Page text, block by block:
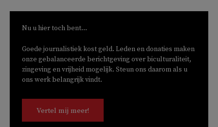
Nu u hier toch bent...
Goede journalistiek kost geld. Leden en donaties maken
onze gebalanceerde berichtgeving over biculturaliteit,
zingeving en vrijheid mogelijk. Steun ons daarom als u
ons werk belangrijk vindt.
Vertel mij meer!